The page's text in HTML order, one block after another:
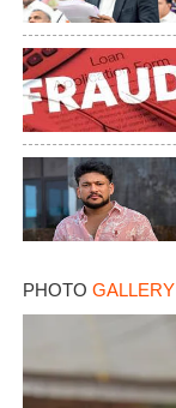
PHOTO GALLERY